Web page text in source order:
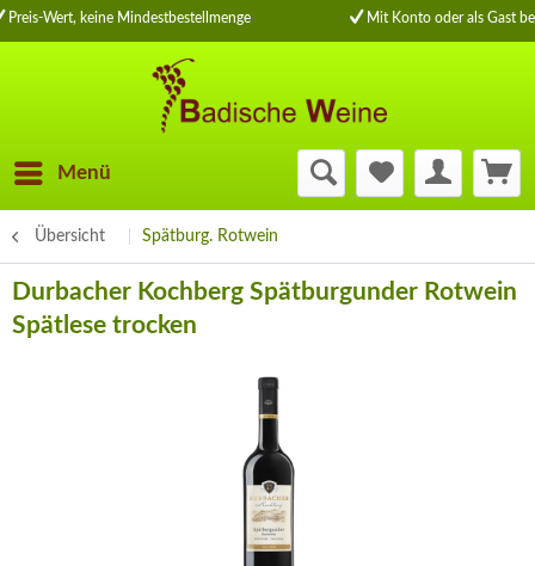
Preis-Wert, keine Mindestbestellmenge Mit Konto oder als Gast
Menü
Übersicht Spätburg. Rotwein
Durbacher Kochberg Spätburgunder Rotwein
Spätlese trocken